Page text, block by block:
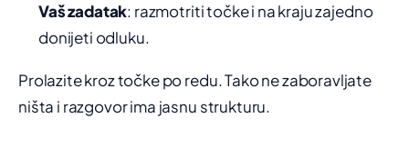
Vaš zadatak: razmotriti točke i na kraju zajedno
donijeti odluku.
Prolazite kroz točke po redu. Tako ne zaboravljate
ništa i razgovor ima jasnu strukturu.